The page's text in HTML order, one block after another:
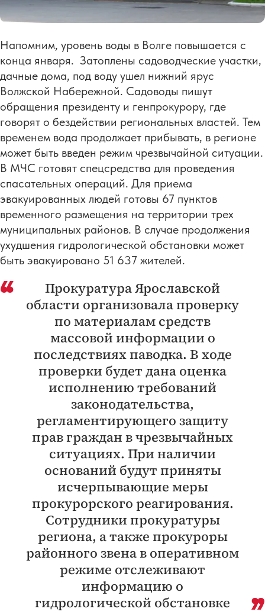
Напомним, уровень воды в Волге повышается с
конца января. Затоплены садоводческие участки,
дачные дома, под воду ушел нижний ярус
Волжской Набережной. Садоводы пишут
обращения президенту и генпрокурору, где
говорят о бездействии региональных властей. Тем
временем вода продолжает прибывать, в регионе
может быть введен режим чрезвычайной ситуации.
В МЧС готовят спецсредства для проведения
спасательных операций. Для приема
эвакуированных людей готовы 67 пунктов
временного размещения на территории трех
муниципальных районов. В случае продолжения
ухудшения гидрологической обстановки может
быть эвакуировано 51 637 жителей.
Прокуратура Ярославской
области организовала проверку
по материалам средств
массовой информации о
последствиях паводка. В ходе
проверки будет дана оценка
исполнению требований
законодательства,
регламентирующего защиту
прав граждан в чрезвычайных
ситуациях. При наличии
оснований будут приняты
исчерпывающие меры
прокурорского реагирования.
Сотрудники прокуратуры
региона, а также прокуроры
районного звена в оперативном
режиме отслеживают
информацию о
гидрологической обстановке